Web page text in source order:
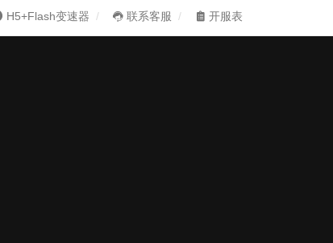
H5+Flash变速器 联系客服 开服表